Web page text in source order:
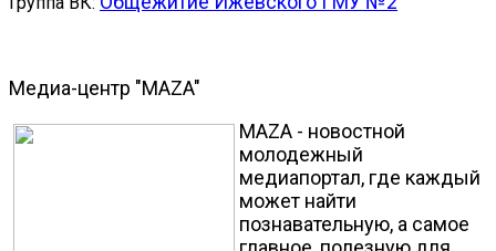
Медиа-центр "MAZA"
MAZA - новостной
молодежный
медиапортал, где каждый
может найти
познавательную, а самое